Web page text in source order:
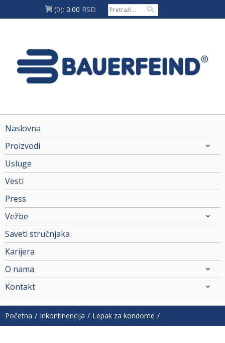
(0): 0.00 RSD
Naslovna
Proizvodi
Usluge
Vesti
Press
Vežbe
Saveti stručnjaka
Karijera
O nama
Kontakt
Početna Inkontinencija Lepak za kondome